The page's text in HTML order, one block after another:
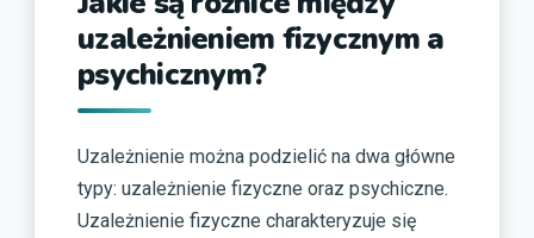
uzależnieniem fizycznym a
psychicznym?
Uzależnienie można podzielić na dwa główne
typy: uzależnienie fizyczne oraz psychiczne.
Uzależnienie fizyczne charakteryzuje się